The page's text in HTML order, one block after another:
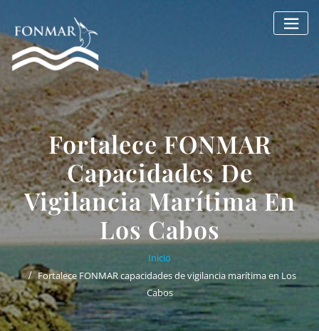
contenido
Fortalece FONMAR
Capacidades De
Vigilancia Marítima En
Los Cabos
Inicio
Fortalece FONMAR capacidades de vigilancia marítima en Los
Cabos